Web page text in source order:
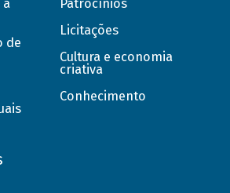
a
de
Patrocínios
Licitações
Cultura e economia
criativa
Conhecimento